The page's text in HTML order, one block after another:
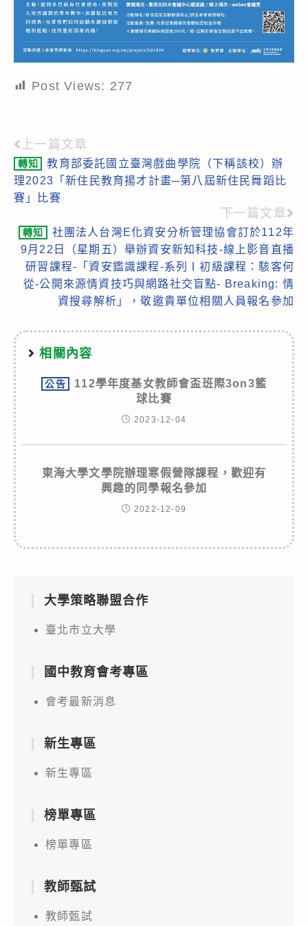
Post Views: 277
Read
more
articles
上一篇文章
轉知
教育部委託國立臺灣戲曲學院（下稱該校）辦
理2023「新住民教育揚才計畫─第八屆新住民舞蹈比
賽」比賽
下一篇文章
轉知
社團法人台灣E化資安分析管理協會訂於112年
9月22日（星期五）舉辦資安新知科技-線上影音直播
研習課程-「資安鑑識課程-系列Ⅰ初級課程：駭客何
從-公開來源情資技巧與網路社交盲點- Breaking: 情
資搜尋解析」，敬邀貴單位相關人員報名參加
相關內容
公告
112學年度基女教師會盃班際3on3籃
球比賽
2023-12-04
東海大學文學院辦理寒假營隊課程，歡迎有
興趣的同學報名參加
2022-12-09
大學策略聯盟合作
臺北市立大學
國中教育會考專區
會考最新消息
新生專區
新生專區
榜單專區
榜單專區
教師甄試
教師甄試